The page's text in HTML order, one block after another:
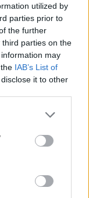
utilized by
parties prior to
the further
parties on the
may
IAB’s List of
it to other
or more Google
You may click to
party tags to
in below Google